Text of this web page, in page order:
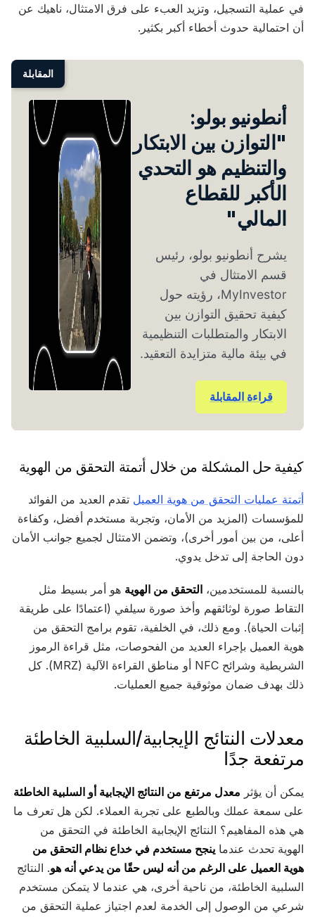
في عملية التسجيل، وتزيد العبء على فرق الامتثال، ناهيك عن
أن احتمالية حدوث أخطاء أكبر بكثير.
المقابلة
أنطونيو بولو:
"التوازن بين الابتكار
والتنظيم هو التحدي
الأكبر للقطاع
المالي"
يشرح أنطونيو بولو، رئيس
قسم الامتثال في
MyInvestor، رؤيته حول
كيفية تحقيق التوازن بين
الابتكار والمتطلبات التنظيمية
في بيئة مالية متزايدة التعقيد.
قراءة المقابلة
كيفية حل المشكلة من خلال أتمتة التحقق من الهوية
أتمتة عمليات التحقق من هوية العميل تقدم العديد من الفوائد
للمؤسسات (المزيد من الأمان، وتجربة مستخدم أفضل، وكفاءة
أعلى، من بين أمور أخرى)، وتضمن الامتثال لجميع جوانب الأمان
دون الحاجة إلى تدخل يدوي.
بالنسبة للمستخدمين، التحقق من الهوية هو أمر بسيط مثل
التقاط صورة لوثائقهم وأخذ صورة سيلفي (اعتمادًا على طريقة
إثبات الحياة). ومع ذلك، في الخلفية، تقوم برامج التحقق من
هوية العميل بإجراء العديد من الفحوصات، مثل قراءة الرموز
الشريطية وشرائح NFC أو مناطق القراءة الآلية (MRZ). كل
ذلك بهدف ضمان موثوقية جميع العمليات.
معدلات النتائج الإيجابية/السلبية الخاطئة
مرتفعة جدًا
يمكن أن يؤثر معدل مرتفع من النتائج الإيجابية أو السلبية الخاطئة
على سمعة عملك وبالطبع على تجربة العملاء. لكن هل تعرف ما
هي هذه المفاهيم؟ النتائج الإيجابية الخاطئة في التحقق من
الهوية تحدث عندما ينجح مستخدم في خداع نظام التحقق من
هوية العميل على الرغم من أنه ليس حقًا من يدعي أنه هو. النتائج
السلبية الخاطئة، من ناحية أخرى، هي عندما لا يتمكن مستخدم
شرعي من الوصول إلى الخدمة لعدم اجتياز عملية التحقق من